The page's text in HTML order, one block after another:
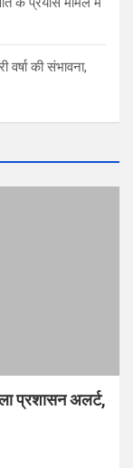
की संभावना,
प्रशासन अलर्ट,